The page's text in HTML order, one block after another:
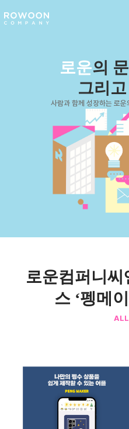
로운의
그리
사람과 함께 성장하는 로
로운컴퍼니씨
스 ‘펭메
ALL